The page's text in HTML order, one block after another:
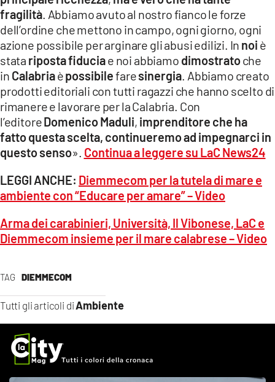
TAG DIEMMECOM
Tutti gli articoli diAmbiente
fragilità. Abbiamo avuto al nostro fianco le forze
dell’ordine che mettono in campo, ogni giorno, ogni
azione possibile per arginare gli abusi edilizi. In noi è
stata riposta fiduciae noi abbiamo dimostratoche
in Calabriaèpossibilefaresinergia. Abbiamo creato
prodotti editoriali con tutti ragazzi che hanno scelto di
rimanere e lavorare per la Calabria. Con
l’editoreDomenico Maduli, imprenditore che ha
fatto questa scelta, continueremo ad impegnarci in
questo senso». Continua a leggere su LaC News24
LEGGI ANCHE: Diemmecom per la tutela di mare e
ambiente con “Educare per amare” – Video
Arma dei carabinieri, Università, Il Vibonese, LaC e
Diemmecom insieme per il mare calabrese – Video